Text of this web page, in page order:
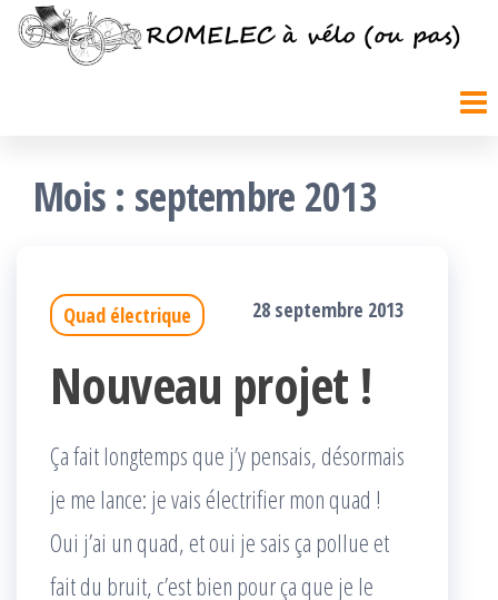
Passer
Mois : septembre 2013
Quad électrique 28 septembre 2013
Nouveau projet !
Ça fait longtemps que j’y pensais, désormais
je me lance: je vais électrifier mon quad !
Oui j’ai un quad, et oui je sais ça pollue et
fait du bruit, c’est bien pour ça que je le